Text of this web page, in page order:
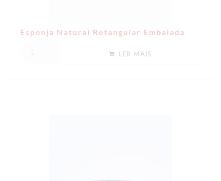
Esponja Natural Retangular Embalada
LER MAIS